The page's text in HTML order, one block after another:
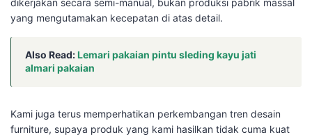
dikerjakan secara semi-manual, bukan produksi pabrik massal
yang mengutamakan kecepatan di atas detail.
Also Read:Lemari pakaian pintu sleding kayu jati
almari pakaian
Kami juga terus memperhatikan perkembangan tren desain
furniture, supaya produk yang kami hasilkan tidak cuma kuat